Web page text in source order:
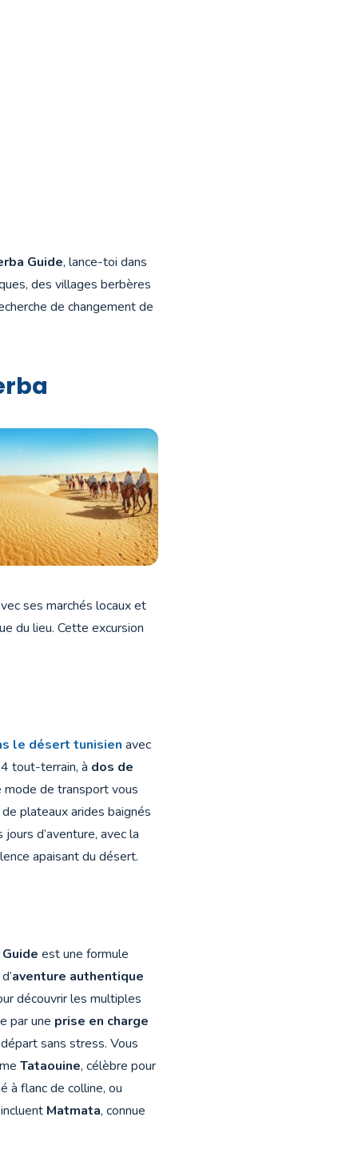
Guide, lance-toi dans
des villages berbères
de changement de
ses marchés locaux et
du lieu. Cette excursion
le désert tunisien avec
tout-terrain, à dos de
mode de transport vous
plateaux arides baignés
d’aventure, avec la
apaisant du désert.
est une formule
aventure authentique
découvrir les multiples
par une prise en charge
sans stress. Vous
Tataouine, célèbre pour
à flanc de colline, ou
Matmata, connue